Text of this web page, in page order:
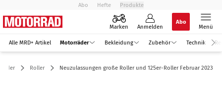
Abo Hefte Produkte
Marken Anmelden
Abo
Menü
Alle MRD+ Artikel Motorräder Bekleidung Zubehör Technik
Roller Neuzulassungen große Roller und 125er-Roller Februar 2023